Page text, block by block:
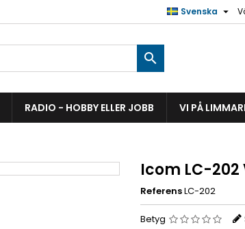
Svenska 

RADIO - HOBBY ELLER JOBB VI PÅ
Icom LC-
ReferensLC-202
Betyg